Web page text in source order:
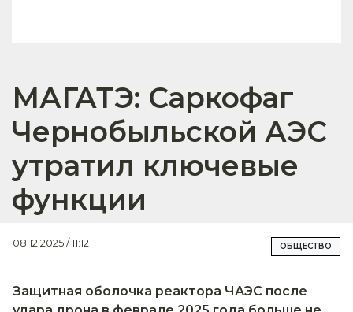
МАГАТЭ: Саркофаг
Чернобыльской АЭС
утратил ключевые
функции
08.12.2025 / 11:12 ОБЩЕСТВО
Защитная оболочка реактора ЧАЭС после